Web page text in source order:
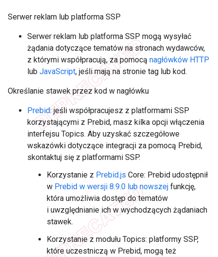
Serwer reklam lub platforma SSP
Serwer reklam lub platforma SSP mogą wysyłać
żądania dotyczące tematów na stronach wydawców,
z którymi współpracują, za pomocą nagłówków HTTP
lub JavaScript, jeśli mają na stronie tag lub kod.
Określanie stawek przez kod w nagłówku
Prebid:jeśli współpracujesz z platformami SSP
korzystającymi z Prebid, masz kilka opcji włączenia
interfejsu Topics. Aby uzyskać szczegółowe
wskazówki dotyczące integracji za pomocą Prebid,
skontaktuj się z platformami SSP.
Korzystanie z Prebid.js Core: Prebid udostępnił
w Prebid w wersji 8.9.0 lub nowszej funkcję,
która umożliwia dostęp do tematów
i uwzględnianie ich w wychodzących żądaniach
stawek.
Korzystanie z modułu Topics: platformy SSP,
które uczestniczą w Prebid, mogą też